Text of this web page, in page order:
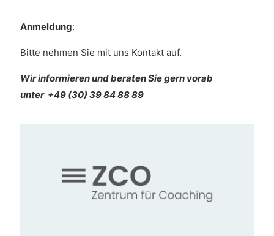
Anmeldung:
Bitte nehmen Sie mit uns Kontakt auf.
Wir informieren und beraten Sie gern vorab
unter +49 (30) 39 84 88 89